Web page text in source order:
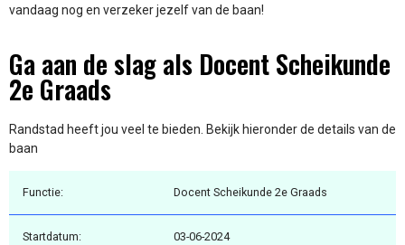
vandaag nog en verzeker jezelf van de baan!
Ga aan de slag als Docent Scheikunde
2e Graads
Randstad heeft jou veel te bieden. Bekijk hieronder de details van de
baan
Functie: Docent Scheikunde 2e Graads
Startdatum: 03-06-2024